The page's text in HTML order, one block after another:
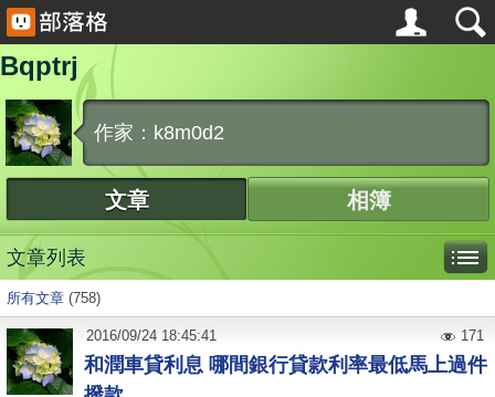
Bqptrj
作家：k8m0d2
文章 相簿
文章列表
所有文章 (758)
和潤車貸利息 哪間銀行貸款利率最低馬上過件
2016/09/24 18:45:41 171